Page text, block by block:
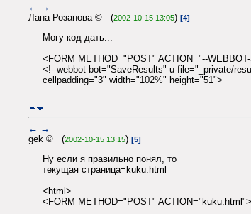
← →
Лана Розанова © (2002-10-15 13:05) [4]
Могу код дать...
<FORM METHOD="POST" ACTION="--
<!--webbot bot="SaveResults" u-file="_private/
cellpadding="3" width="102%" height="51">
← →
gek © (2002-10-15 13:15) [5]
Ну если я правильно понял, то
текущая страница=kuku.html
<html>
<FORM METHOD="POST" ACTION="kuku.html">